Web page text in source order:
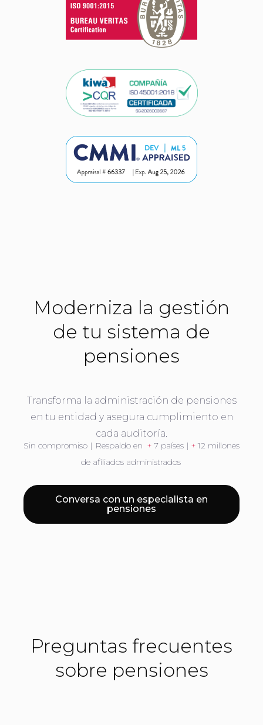
Moderniza la gestión
de tu sistema de
pensiones
Transforma la administración de pensiones
en tu entidad y asegura cumplimiento en
cada auditoría.
Sin compromiso | Respaldo en + 7 países | + 12 millones
de afiliados administrados
Conversa con un especialista en
pensiones
Preguntas frecuentes
sobre pensiones